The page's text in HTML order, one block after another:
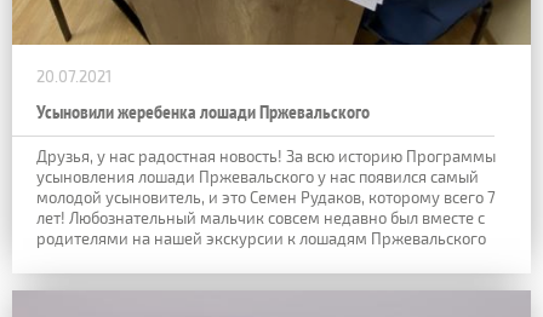
20.07.2021
Усыновили жеребенка лошади Пржевальского
Друзья, у нас радостная новость! За всю историю Программы
усыновления лошади Пржевальского у нас появился самый
молодой усыновитель, и это Семен Рудаков, которому всего 7
лет! Любознательный мальчик совсем недавно был вместе с
родителями на нашей экскурсии к лошадям Пржевальского